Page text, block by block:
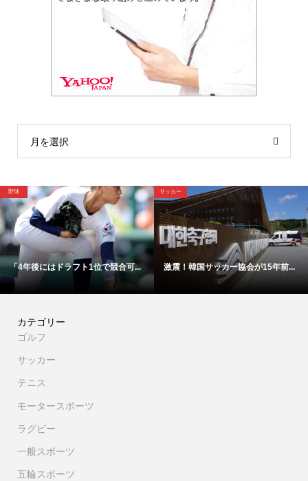
月を選択
野球
「4年後にはドラフト1位で競合可...
サッカー
激震！韓国サッカー協会が15年前...
カテゴリー
ゴルフ
サッカー
テニス
モータースポーツ
ラグビー
一般スポーツ
五輪スポーツ